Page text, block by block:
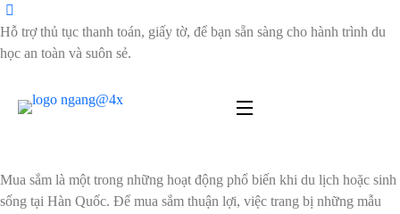
Hỗ trợ thủ tục thanh toán, giấy tờ, để bạn sẵn sàng cho hành trình du
học an toàn và suôn sẻ.
Mua sắm là một trong những hoạt động phổ biến khi du lịch hoặc sinh
sống tại Hàn Quốc. Để mua sắm thuận lợi, việc trang bị những mẫu